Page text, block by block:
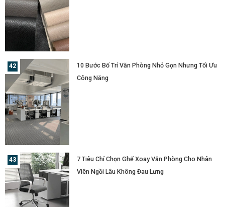
10 Bước Bố Trí Văn Phòng Nhỏ Gọn Nhưng Tối Ưu
Công Năng
7 Tiêu Chí Chọn Ghế Xoay Văn Phòng Cho Nhân
Viên Ngồi Lâu Không Đau Lưng